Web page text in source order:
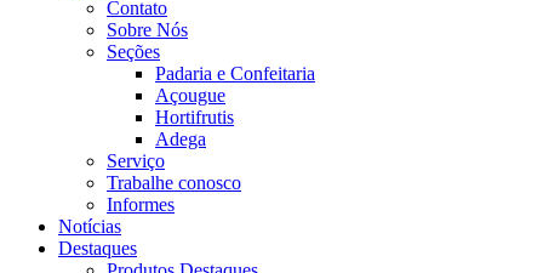
Contato
Sobre Nós
Seções
Padaria e Confeitaria
Açougue
Hortifrutis
Adega
Serviço
Trabalhe conosco
Informes
Notícias
Destaques